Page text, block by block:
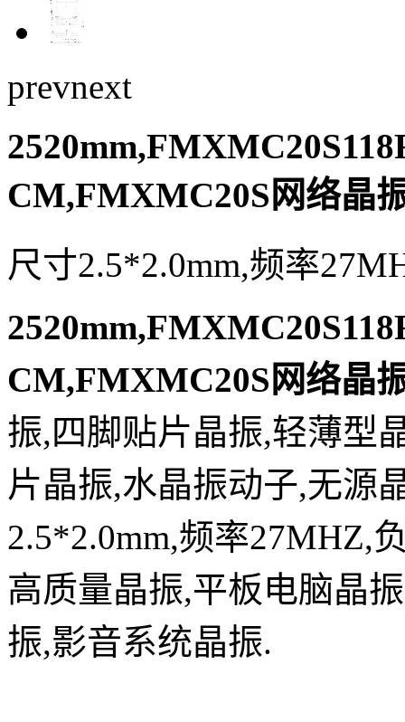
prevnext
CM,FMXMC20S网络晶
尺寸2.5*2.0mm,频率
CM,FMXMC20S网络晶
振,四脚贴片晶振,轻薄型
片晶振,水晶振动子,无源
2.5*2.0mm,频率27MHZ,
高质量晶振,平板电脑晶
振,影音系统晶振.